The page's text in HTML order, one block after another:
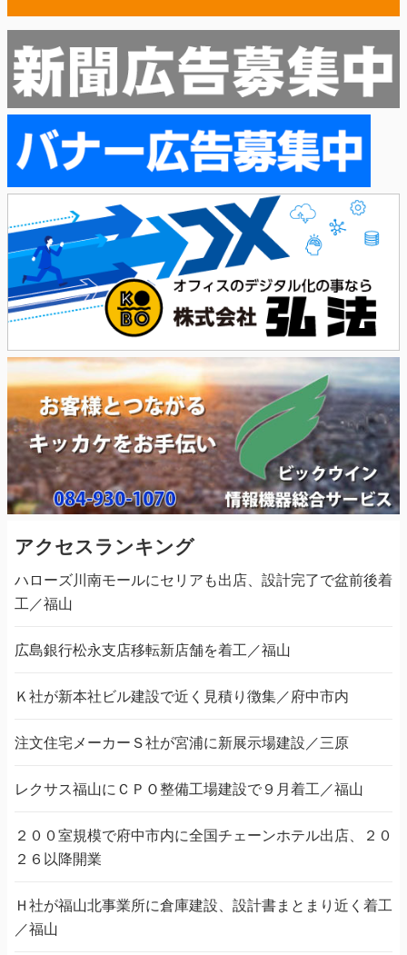
アクセスランキング
ハローズ川南モールにセリアも出店、設計完了で盆前後着
工／福山
広島銀行松永支店移転新店舗を着工／福山
Ｋ社が新本社ビル建設で近く見積り徴集／府中市内
注文住宅メーカーＳ社が宮浦に新展示場建設／三原
レクサス福山にＣＰＯ整備工場建設で９月着工／福山
２００室規模で府中市内に全国チェーンホテル出店、２０
２６以降開業
Ｈ社が福山北事業所に倉庫建設、設計書まとまり近く着工
／福山